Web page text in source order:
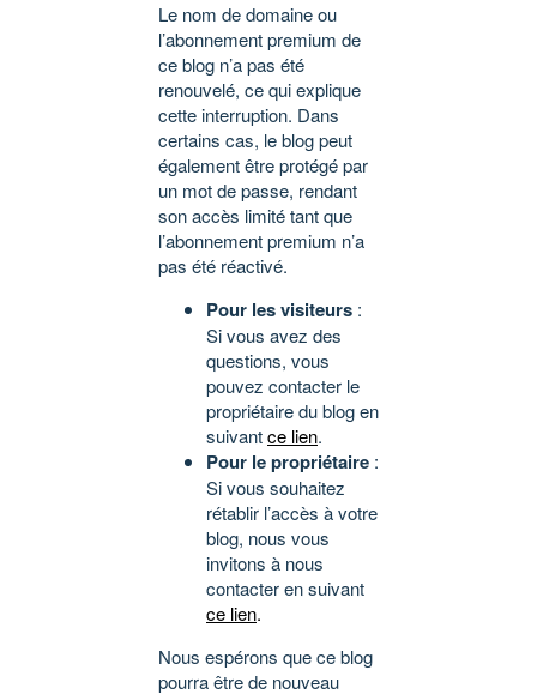
Le nom de domaine ou
l’abonnement premium de
ce blog n’a pas été
renouvelé, ce qui explique
cette interruption. Dans
certains cas, le blog peut
également être protégé par
un mot de passe, rendant
son accès limité tant que
l’abonnement premium n’a
pas été réactivé.
Pour les visiteurs :
Si vous avez des
questions, vous
pouvez contacter le
propriétaire du blog en
suivantce lien.
Pour le propriétaire :
Si vous souhaitez
rétablir l’accès à votre
blog, nous vous
invitons à nous
contacter en suivant
ce lien.
Nous espérons que ce blog
pourra être de nouveau